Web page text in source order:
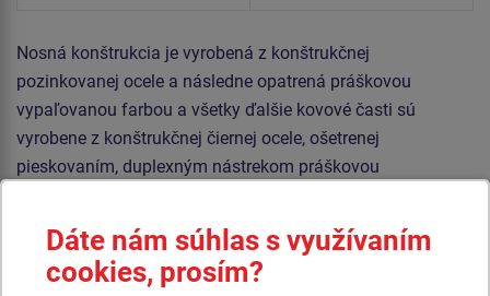
Nosná konštrukcia je vyrobená z konštrukčnej
pozinkovanej ocele a následne opatrená práškovou
vypaľovanou farbou a všetky ďalšie kovové časti sú
vyrobene z konštrukčnej čiernej ocele, ošetrenej
pieskovaním, duplexným nástrekom práškovou
vyrobené z vysoko kvalitného plastu HDPE (celoprefarbený
polyetylén s vysokou hustotou, ktorýsa vyznačuje vysokou
Dáte nám súhlas s využívaním
cookies, prosím?